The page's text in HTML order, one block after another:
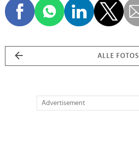
ALLE FOTOS
Advertisement